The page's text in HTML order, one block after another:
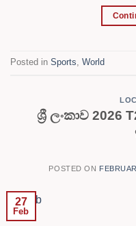
Posted in Sports, World
ශ්‍රී ලංකාව
POSTED ON
27
Feb